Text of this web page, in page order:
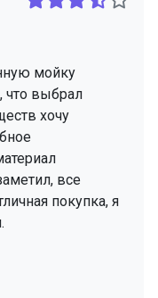
мойку
что выбрал
хочу
все
покупка, я